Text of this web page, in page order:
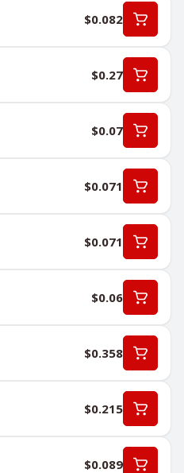
$0.082
$0.27
$0.07
$0.071
$0.071
$0.06
$0.358
$0.215
$0.089